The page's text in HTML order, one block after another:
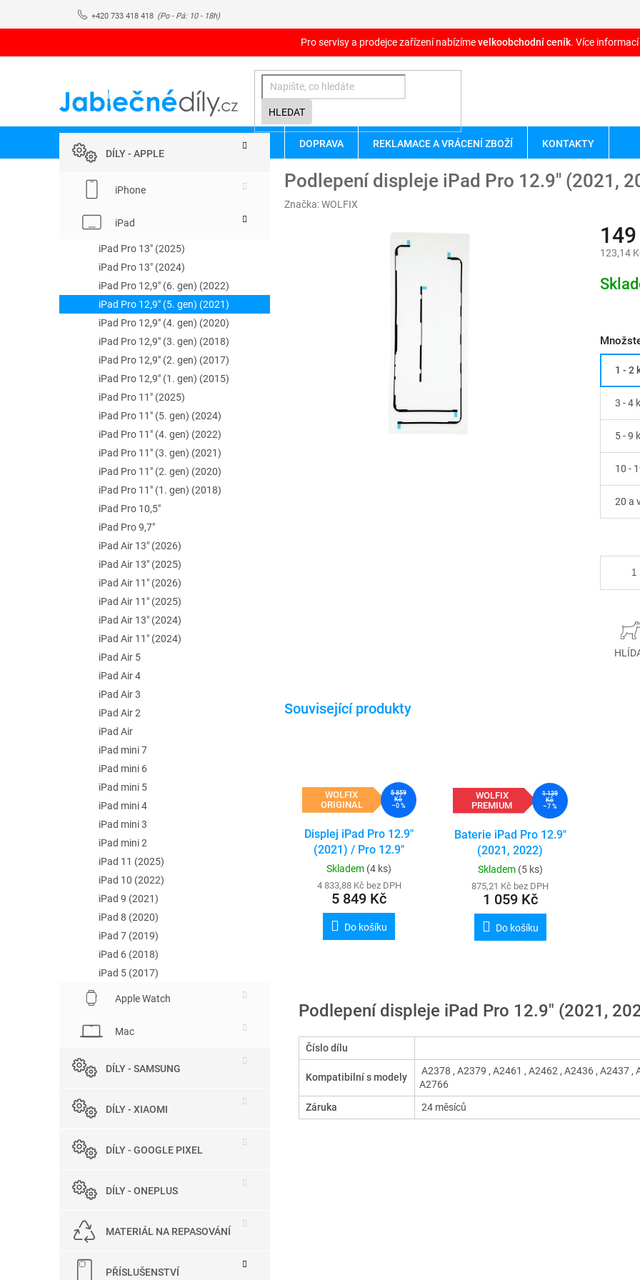
+420 733 418 418
Pro servisy a prodejce zařízení nabízímevelkoobchodní ceník. Více
HLEDAT
DOPRAVA REKLAMACE A VRÁCENÍ ZBOŽÍ KONTAKTY
o
a
n
kategorieDÍLY - APPLE
iPhone
iPad
iPad Pro 13" (2025)
iPad Pro 13" (2024)
iPad Pro 12,9" (6. gen) (2022)
iPad Pro 12,9" (5. gen) (2021)
iPad Pro 12,9" (4. gen) (2020)
iPad Pro 12,9" (3. gen) (2018)
iPad Pro 12,9" (2. gen) (2017)
iPad Pro 12,9" (1. gen) (2015)
iPad Pro 11" (2025)
iPad Pro 11" (5. gen) (2024)
iPad Pro 11" (4. gen) (2022)
iPad Pro 11" (3. gen) (2021)
iPad Pro 11" (2. gen) (2020)
iPad Pro 11" (1. gen) (2018)
iPad Pro 10,5"
iPad Pro 9,7"
iPad Air 13" (2026)
iPad Air 13" (2025)
iPad Air 11" (2026)
iPad Air 11" (2025)
iPad Air 13" (2024)
iPad Air 11" (2024)
iPad Air 5
iPad Air 4
iPad Air 3
iPad Air 2
iPad Air
iPad mini 7
iPad mini 6
iPad mini 5
iPad mini 4
iPad mini 3
iPad mini 2
iPad 11 (2025)
iPad 10 (2022)
iPad 9 (2021)
iPad 8 (2020)
iPad 7 (2019)
iPad 6 (2018)
iPad 5 (2017)
Apple Watch
Mac
DÍLY - SAMSUNG
DÍLY - XIAOMI
DÍLY - GOOGLE PIXEL
DÍLY - ONEPLUS
MATERIÁL NA REPASOVÁNÍ
PŘÍSLUŠENSTVÍ
Podlepení displeje iPad Pro 12.9" (2021,
Značka:WOLFIX
123,14
cena:
1 - 2
3 - 4
5 - 9
10 -
20 a
WOLFIX
ORIGINAL
5 859
Kč
–0 %
Displej iPad Pro 12.9"
(2021) / Pro 12.9"
(2022) - ORIGINAL
(refurbished)
Skladem (4 ks)
4 833,88 Kč bez DPH
5 849 Kč
Do košíku
WOLFIX
PREMIUM
1 139
Kč
–7 %
Baterie iPad Pro 12.9"
(2021, 2022)
Skladem (5 ks)
875,21 Kč bez DPH
1 059 Kč
Do košíku
Podlepení displeje iPad Pro 12.9" (2021,
Číslo dílu
Kompatibilní s modely
A2378 , A2379 , A2461 , A2462 , A2436 , A2437 ,
A2766
Záruka
24 měsíců